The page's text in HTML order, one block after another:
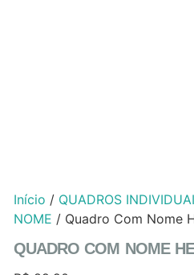
Início / QUADROS
NOME / Quadro Com Nome
QUADRO COM NOME